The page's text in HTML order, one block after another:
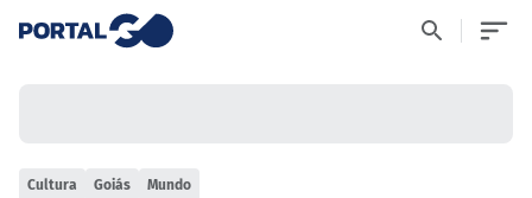
Cultura Goiás Mundo